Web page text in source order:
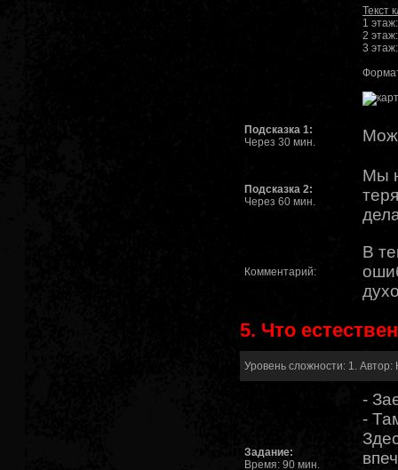
Текст
1
2
3
Подсказка 1:
Через 30 мин.
Подсказка 2:
Через 60 мин.
Мы
Комментарий:
В
5. Что
Уровень сложности: 1. Автор:
Задание:
Время: 90 мин.
-
-